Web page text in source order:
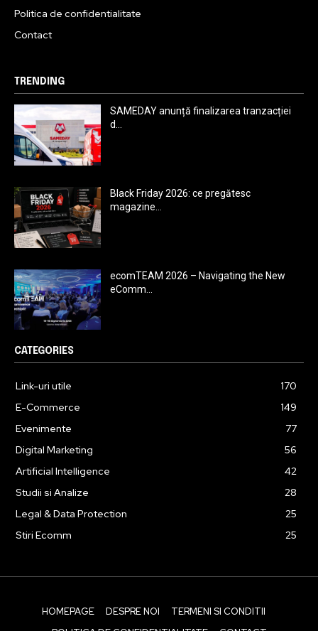
Politica de confidentialitate
Contact
TRENDING
SAMEDAY anunță finalizarea tranzacției
d...
Black Friday 2026: ce pregătesc
magazine...
ecomTEAM 2026 – Navigating the New
eComm...
CATEGORIES
Link-uri utile
170
E-Commerce
149
Evenimente
77
Digital Marketing
56
Artificial Intelligence
42
Studii si Analize
28
Legal & Data Protection
25
Stiri Ecomm
25
HOMEPAGE DESPRE NOI
TERMENI SI CONDITII